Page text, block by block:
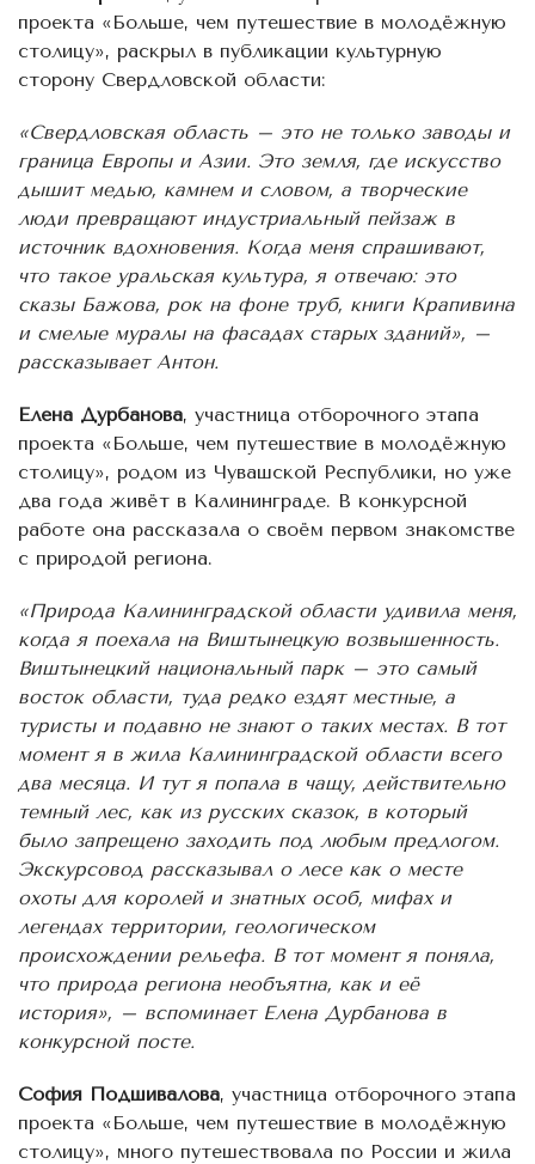
проекта «Больше, чем путешествие в молодёжную
столицу», раскрыл в публикации культурную
сторону Свердловской области:
«Свердловская область – это не только заводы и
граница Европы и Азии. Это земля, где искусство
дышит медью, камнем и словом, а творческие
люди превращают индустриальный пейзаж в
источник вдохновения. Когда меня спрашивают,
что такое уральская культура, я отвечаю: это
сказы Бажова, рок на фоне труб, книги Крапивина
и смелые муралы на фасадах старых зданий», –
рассказывает Антон.
Елена Дурбанова, участница отборочного этапа
проекта «Больше, чем путешествие в молодёжную
столицу», родом из Чувашской Республики, но уже
два года живёт в Калининграде. В конкурсной
работе она рассказала о своём первом знакомстве
с природой региона.
«Природа Калининградской области удивила меня,
когда я поехала на Виштынецкую возвышенность.
Виштынецкий национальный парк – это самый
восток области, туда редко ездят местные, а
туристы и подавно не знают о таких местах. В тот
момент я в жила Калининградской области всего
два месяца. И тут я попала в чащу, действительно
темный лес, как из русских сказок, в который
было запрещено заходить под любым предлогом.
Экскурсовод рассказывал о лесе как о месте
охоты для королей и знатных особ, мифах и
легендах территории, геологическом
происхождении рельефа. В тот момент я поняла,
что природа региона необъятна, как и её
история», – вспоминает Елена Дурбанова в
конкурсной посте.
София Подшивалова, участница отборочного этапа
проекта «Больше, чем путешествие в молодёжную
столицу», много путешествовала по России и жила